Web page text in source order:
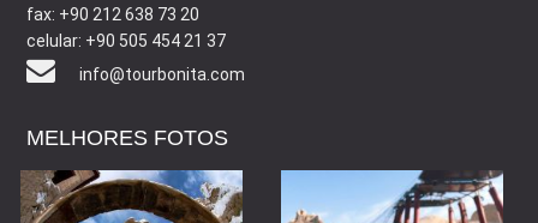
fax: +90 212 638 73 20
celular: +90 505 454 21 37
info@tourbonita.com
MELHORES FOTOS